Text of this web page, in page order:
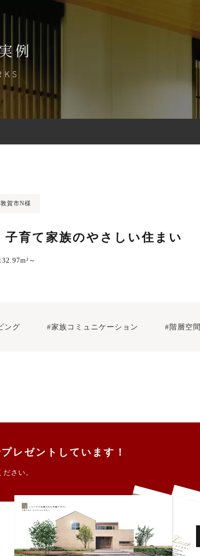
例
賀市N様
育て家族のやさしい住まい
～
ング #家族コミュニケーション #階層空間
レゼントしています！
さい。